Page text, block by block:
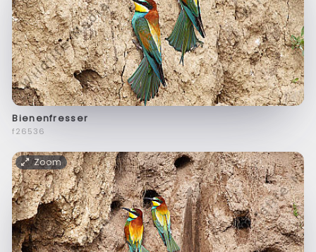
Bienenfresser
f26536
Zoom